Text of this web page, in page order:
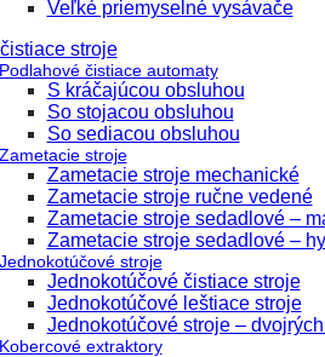
Veľké priemyselné vysávače
stroje
Podlahové čistiace automaty
S kráčajúcou obsluhou
So stojacou obsluhou
So sediacou obsluhou
Zametacie stroje
Zametacie stroje mechanické
Zametacie stroje ručne vedené
Zametacie stroje sedadlové –
Zametacie stroje sedadlové –
Jednokotúčové stroje
Jednokotúčové čistiace stroje
Jednokotúčové leštiace stroje
Jednokotúčové stroje –
Kobercové extraktory